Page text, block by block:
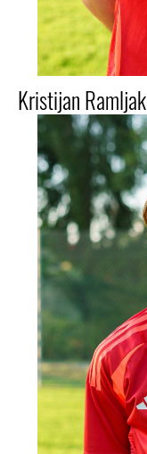
Kristijan Ramljak